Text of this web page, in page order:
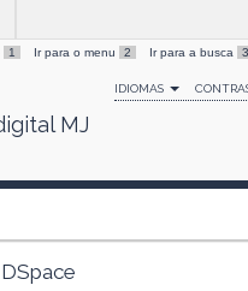
1 Ir para o menu 2 Ir para a busca 3
IDIOMAS
MJ